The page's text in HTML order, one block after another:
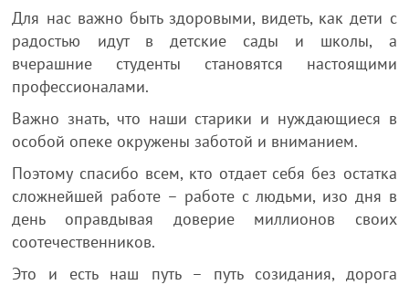
Для нас важно быть здоровыми, видеть, как дети с
радостью идут в детские сады и школы, а
вчерашние студенты становятся настоящими
профессионалами.
Важно знать, что наши старики и нуждающиеся в
особой опеке окружены заботой и вниманием.
Поэтому спасибо всем, кто отдает себя без остатка
сложнейшей работе – работе с людьми, изо дня в
день оправдывая доверие миллионов своих
соотечественников.
Это и есть наш путь – путь созидания, дорога